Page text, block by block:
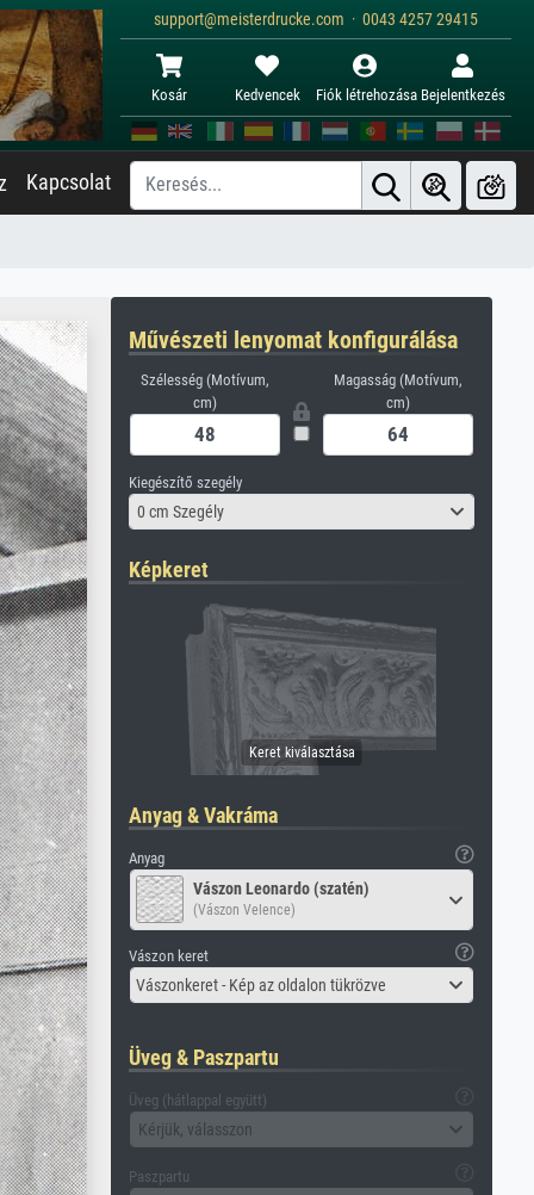
support@meisterdrucke.com · 0043 4257 29415
Kosár Kedvencek Fiók létrehozása Bejelentkezés
Kapcsolat
Művészeti lenyomat konfigurálása
Szélesség (Motívum,
cm)
Magasság (Motívum,
cm)
Kiegészítő szegély
0 cm Szegély
Képkeret
Anyag & Vakráma
Anyag
Vászon Leonardo (szatén)
(Vászon Velence)
Vászon keret
Vászonkeret - Kép az oldalon tükrözve
Üveg & Paszpartu
Üveg (hátlappal együtt)
Kérjük, válasszon
Paszpartu